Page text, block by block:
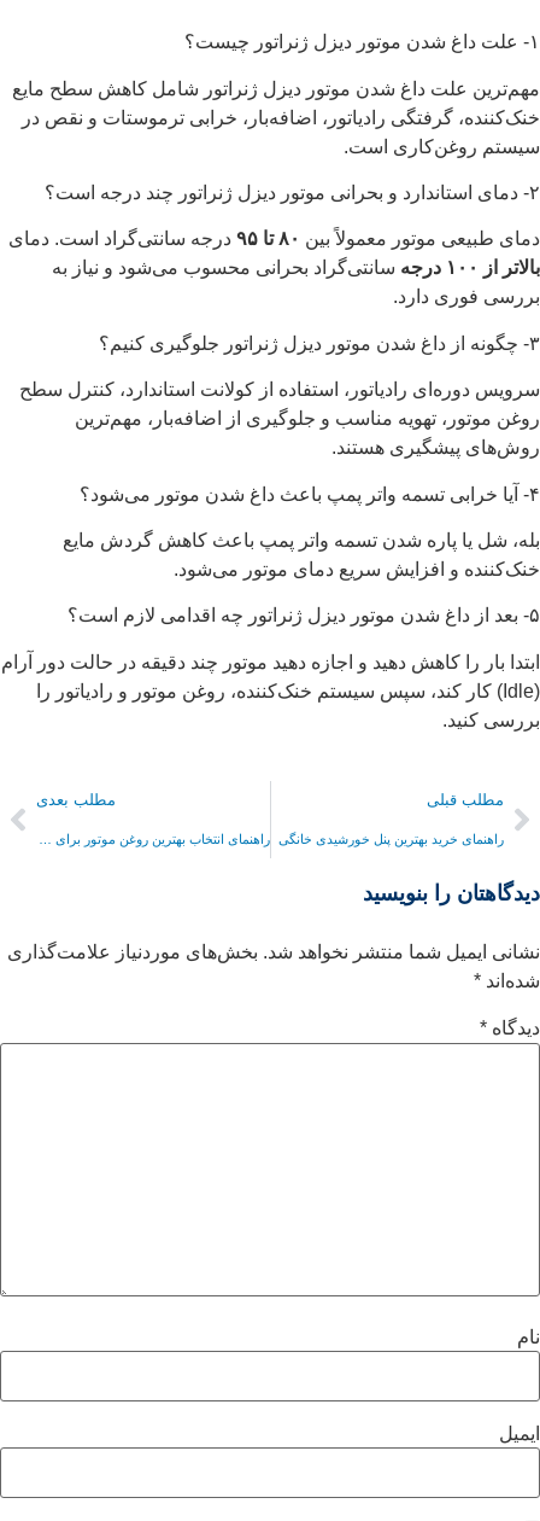
۱- علت داغ شدن موتور دیزل ژنراتور چیست؟
مهم‌ترین علت داغ شدن موتور دیزل ژنراتور شامل کاهش سطح مایع
خنک‌کننده، گرفتگی رادیاتور، اضافه‌بار، خرابی ترموستات و نقص در
سیستم روغن‌کاری است.
۲- دمای استاندارد و بحرانی موتور دیزل ژنراتور چند درجه است؟
دمای طبیعی موتور معمولاً بین ۸۰ تا ۹۵
درجه سانتی‌گراد است. دمای
بالاتر از ۱۰۰ درجه
سانتی‌گراد بحرانی محسوب می‌شود و نیاز به
بررسی فوری دارد.
۳- چگونه از داغ شدن موتور دیزل ژنراتور جلوگیری کنیم؟
سرویس دوره‌ای رادیاتور، استفاده از کولانت استاندارد، کنترل سطح
روغن موتور، تهویه مناسب و جلوگیری از اضافه‌بار، مهم‌ترین
روش‌های پیشگیری هستند.
۴- آیا خرابی تسمه واتر پمپ باعث داغ شدن موتور می‌شود؟
بله، شل یا پاره شدن تسمه واتر پمپ باعث کاهش گردش مایع
خنک‌کننده و افزایش سریع دمای موتور می‌شود.
۵- بعد از داغ شدن موتور دیزل ژنراتور چه اقدامی لازم است؟
ابتدا بار را کاهش دهید و اجازه دهید موتور چند دقیقه در حالت دور آرام
(Idle) کار کند، سپس سیستم خنک‌کننده، روغن موتور و رادیاتور را
بررسی کنید.
مطلب قبلی
راهنمای خرید بهترین پنل خورشیدی خانگی
مطلب بعدی
دیدگاهتان را بنویسید
نشانی ایمیل شما منتشر نخواهد شد. بخش‌های موردنیاز علامت‌گذاری
شده‌اند *
دیدگاه *
نام
ایمیل